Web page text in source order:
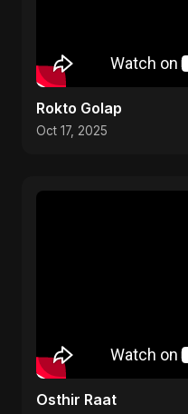
Rokto Golap
Oct 17, 2025
Osthir Raat